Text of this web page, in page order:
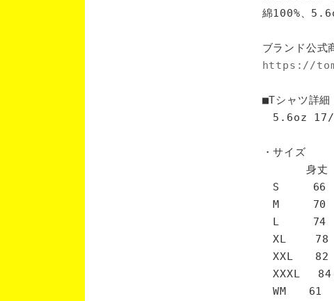
綿100%、
ブランド公式
https://
■Tシャツ詳細
5.6oz 17/
・サイズ
身丈 身
S 66
M 70
L 74
XL
XXL
XXXL
WM